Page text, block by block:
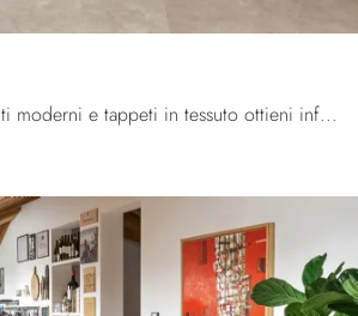
Se vuoi Complementi moderni e tappeti in tessuto ottieni informazioni sul modello Bean dell'azienda Calligaris.